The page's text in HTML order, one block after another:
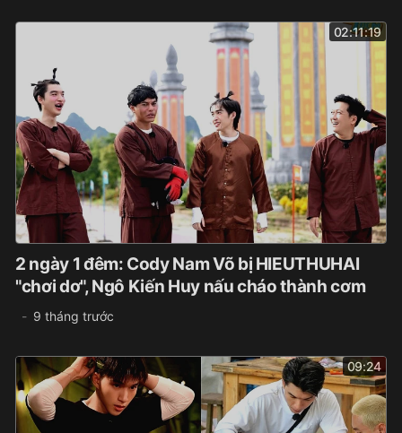
02:11:19
2 ngày 1 đêm: Cody Nam Võ bị HIEUTHUHAI
"chơi dơ", Ngô Kiến Huy nấu cháo thành cơm
9 tháng trước
09:24